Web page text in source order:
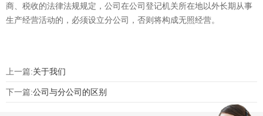
商、税收的法律法规规定，公司在公司登记机关所在地以外长期从事
生产经营活动的，必须设立分公司，否则将构成无照经营。
上一篇:关于我们
下一篇:公司与分公司的区别